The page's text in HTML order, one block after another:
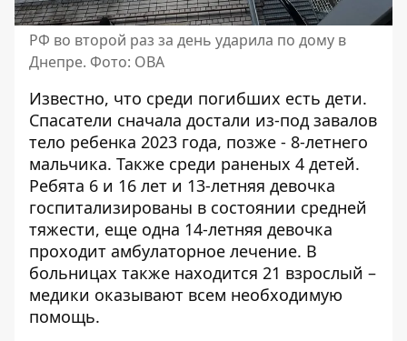
РФ во второй раз за день ударила по дому в
Днепре. Фото: ОВА
Известно, что среди погибших есть дети.
Спасатели сначала достали из-под завалов
тело ребенка 2023 года, позже - 8-летнего
мальчика. Также среди раненых 4 детей.
Ребята 6 и 16 лет и 13-летняя девочка
госпитализированы в состоянии средней
тяжести, еще одна 14-летняя девочка
проходит амбулаторное лечение. В
больницах также находится 21 взрослый –
медики оказывают всем необходимую
помощь.